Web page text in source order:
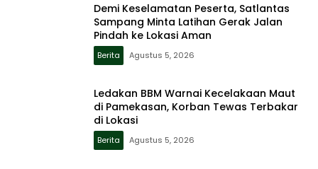
Demi Keselamatan Peserta, Satlantas
Sampang Minta Latihan Gerak Jalan
Pindah ke Lokasi Aman
Berita Agustus 5, 2026
Ledakan BBM Warnai Kecelakaan Maut
di Pamekasan, Korban Tewas Terbakar
di Lokasi
Berita Agustus 5, 2026